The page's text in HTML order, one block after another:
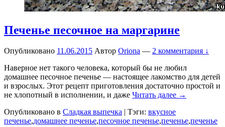
Печенье песочное на маргарине
Опубликовано 11.06.2015 Автор Oriona — 2 комментария ↓
Наверное нет такого человека, который бы не любил
домашнее песочное печенье — настоящее лакомство для детей
и взрослых. Этот рецепт приготовления достаточно простой и
не хлопотный в исполнении, и даже Читать далее →
Опубликовано в Сладкая выпечка Тэги: вкусное
печенье,домашнее печенье,песочное печенье,печенье,печенье